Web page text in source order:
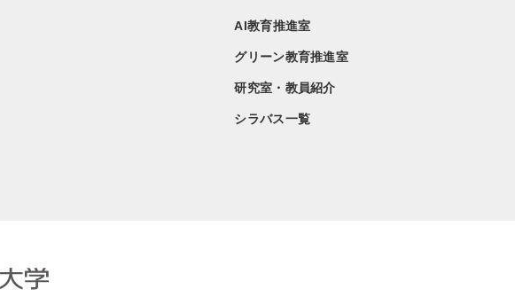
AI教育推進室
グリーン教育推進室
研究室・教員紹介
シラバス一覧